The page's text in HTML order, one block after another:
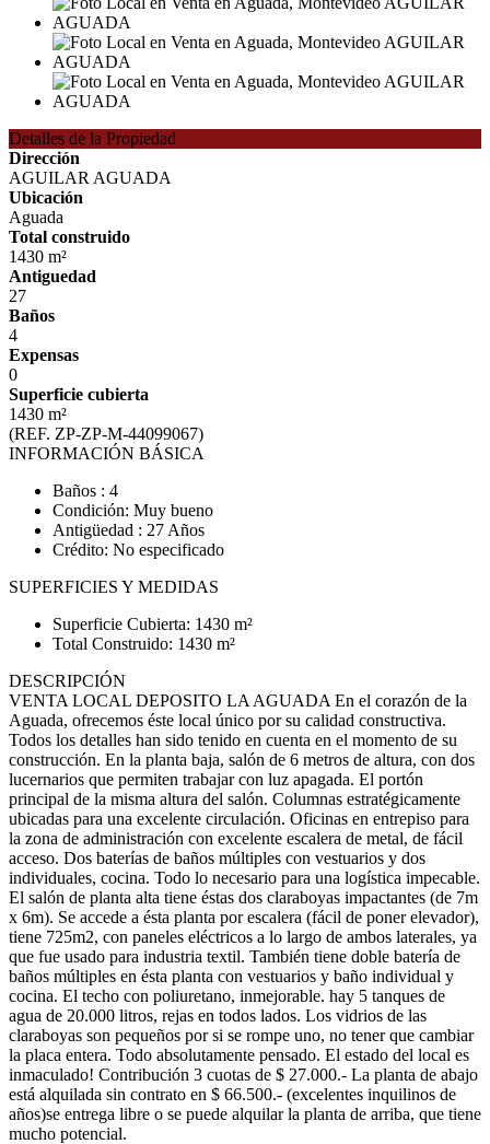
Detalles de la Propiedad
Dirección
AGUILAR AGUADA
Ubicación
Aguada
Total construido
1430 m²
Antiguedad
27
Baños
4
Expensas
0
Superficie cubierta
1430 m²
(REF. ZP-ZP-M-44099067)
INFORMACIÓN BÁSICA
Baños : 4
Condición: Muy bueno
Antigüedad : 27 Años
Crédito: No especificado
SUPERFICIES Y MEDIDAS
Superficie Cubierta: 1430 m²
Total Construido: 1430 m²
DESCRIPCIÓN
VENTA LOCAL DEPOSITO LA AGUADA En el corazón de la
Aguada, ofrecemos éste local único por su calidad constructiva.
Todos los detalles han sido tenido en cuenta en el momento de su
construcción. En la planta baja, salón de 6 metros de altura, con dos
lucernarios que permiten trabajar con luz apagada. El portón
principal de la misma altura del salón. Columnas estratégicamente
ubicadas para una excelente circulación. Oficinas en entrepiso para
la zona de administración con excelente escalera de metal, de fácil
acceso. Dos baterías de baños múltiples con vestuarios y dos
individuales, cocina. Todo lo necesario para una logística impecable.
El salón de planta alta tiene éstas dos claraboyas impactantes (de 7m
x 6m). Se accede a ésta planta por escalera (fácil de poner elevador),
tiene 725m2, con paneles eléctricos a lo largo de ambos laterales, ya
que fue usado para industria textil. También tiene doble batería de
baños múltiples en ésta planta con vestuarios y baño individual y
cocina. El techo con poliuretano, inmejorable. hay 5 tanques de
agua de 20.000 litros, rejas en todos lados. Los vidrios de las
claraboyas son pequeños por si se rompe uno, no tener que cambiar
la placa entera. Todo absolutamente pensado. El estado del local es
inmaculado! Contribución 3 cuotas de $ 27.000.- La planta de abajo
está alquilada sin contrato en $ 66.500.- (excelentes inquilinos de
años)se entrega libre o se puede alquilar la planta de arriba, que tiene
mucho potencial.